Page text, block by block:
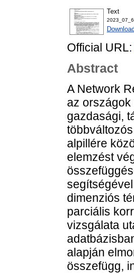
Text
Official URL:
Abstract
A Network
az országok
gazdasági,
alpillére
elemzést
dimenziós
parciális
vizsgálata
alapján
összefügg,